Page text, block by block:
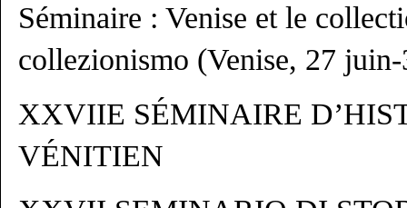
Séminaire : Venise et le
collezionismo (Venise, 27
XXVIIE SÉMINAIRE
VÉNITIEN